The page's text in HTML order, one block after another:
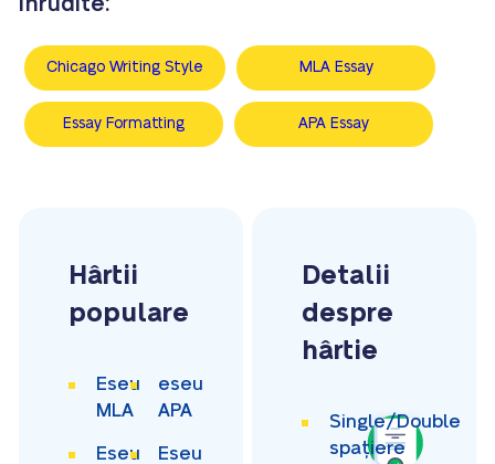
Înrudite:
Chicago Writing Style MLA Essay
Essay Formatting APA Essay
Hârtii
populare
Eseu
MLA
eseu
APA
Eseu
Eseu
Detalii
despre
hârtie
Single/Double
spațiere